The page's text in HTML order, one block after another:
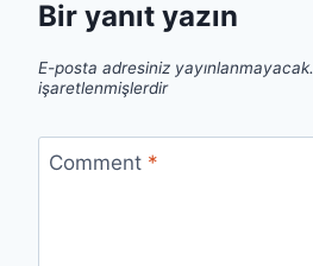
Bir yanıt yazın
E-posta adresiniz yayınlanmayacak.
işaretlenmişlerdir
Comment *